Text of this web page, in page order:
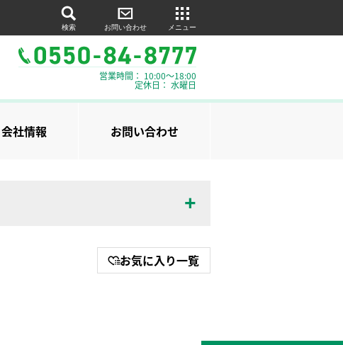
検索 お問い合わせ メニュー
営業時間： 10:00～18:00
定休日： 水曜日
会社情報 お問い合わせ
お気に入り一覧